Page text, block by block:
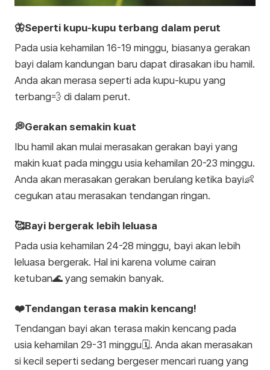
🦋Seperti kupu-kupu terbang dalam perut
Pada usia kehamilan 16-19 minggu, biasanya gerakan
bayi dalam kandungan baru dapat dirasakan ibu hamil.
Anda akan merasa seperti ada kupu-kupu yang
terbang💨 di dalam perut.
💭Gerakan semakin kuat
Ibu hamil akan mulai merasakan gerakan bayi yang
makin kuat pada minggu usia kehamilan 20-23 minggu.
Anda akan merasakan gerakan berulang ketika bayi👶
cegukan atau merasakan tendangan ringan.
🥰Bayi bergerak lebih leluasa
Pada usia kehamilan 24-28 minggu, bayi akan lebih
leluasa bergerak. Hal ini karena volume cairan
ketuban🌊 yang semakin banyak.
❤️Tendangan terasa makin kencang!
Tendangan bayi akan terasa makin kencang pada
usia kehamilan 29-31 minggu🗓️. Anda akan merasakan
si kecil seperti sedang bergeser mencari ruang yang